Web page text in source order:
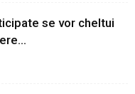
se vor cheltui